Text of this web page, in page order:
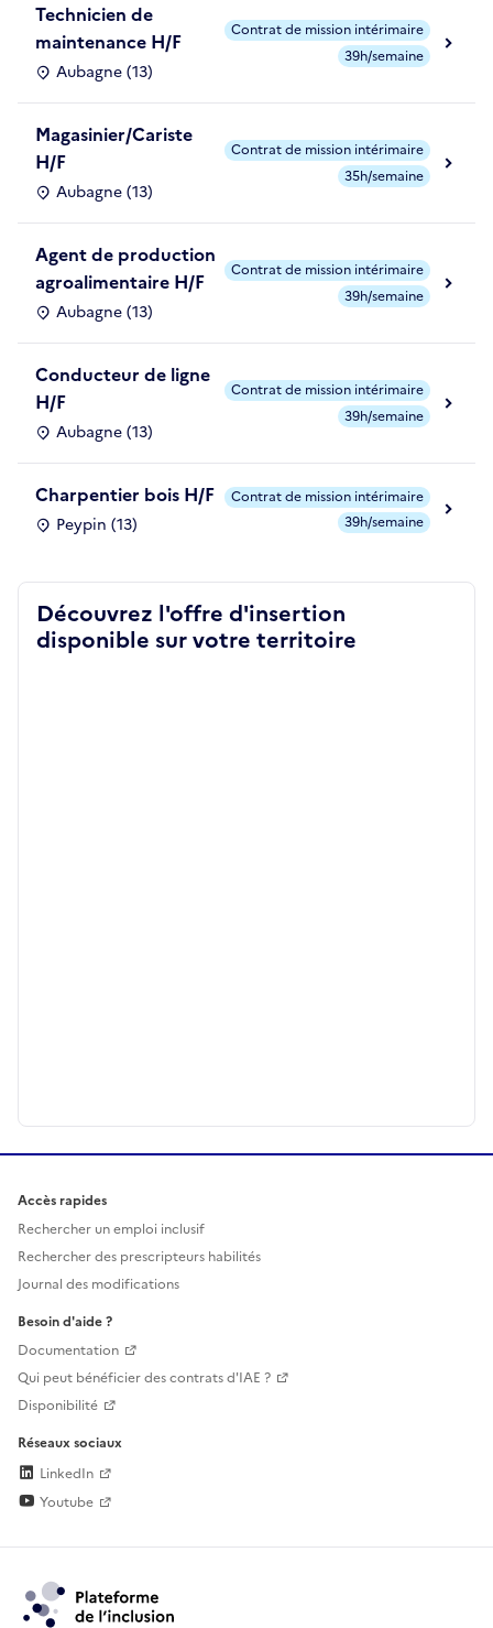
Technicien de
maintenance H/F
Aubagne (13)
Contrat de mission intérimaire
39h/semaine
Magasinier/Cariste
H/F
Aubagne (13)
Contrat de mission intérimaire
35h/semaine
Agent de production
agroalimentaire H/F
Aubagne (13)
Contrat de mission intérimaire
39h/semaine
Conducteur de ligne
H/F
Aubagne (13)
Contrat de mission intérimaire
39h/semaine
Charpentier bois H/F
Peypin (13)
Contrat de mission intérimaire
39h/semaine
Découvrez l'offre d'insertion
disponible sur votre territoire
Accès rapides
Rechercher un emploi inclusif
Rechercher des prescripteurs habilités
Journal des modifications
Besoin d'aide ?
Documentation
Qui peut bénéficier des contrats d'IAE ?
Disponibilité
Réseaux sociaux
LinkedIn
Youtube